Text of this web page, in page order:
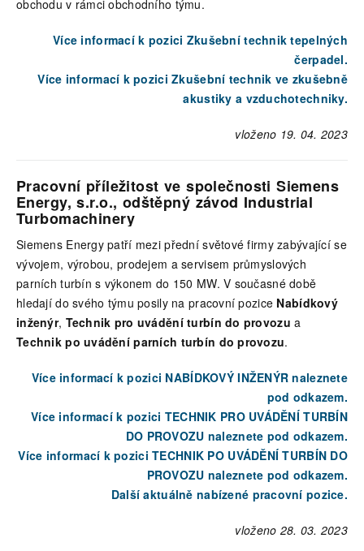
obchodu v rámci obchodního týmu.
Více informací k pozici Zkušební technik tepelných
čerpadel.
Více informací k pozici Zkušební technik ve zkušebně
akustiky a vzduchotechniky.
vloženo 19. 04. 2023
Pracovní příležitost ve společnosti Siemens
Energy, s.r.o., odštěpný závod Industrial
Turbomachinery
Siemens Energy patří mezi přední světové firmy zabývající se
vývojem, výrobou, prodejem a servisem průmyslových
parních turbín s výkonem do 150 MW. V současné době
hledají do svého týmu posily na pracovní pozice Nabídkový
inženýr, Technik pro uvádění turbín do provozu a
Technik po uvádění parních turbín do provozu.
Více informací k pozici NABÍDKOVÝ INŽENÝR naleznete
pod odkazem.
Více informací k pozici TECHNIK PRO UVÁDĚNÍ TURBÍN
DO PROVOZU naleznete pod odkazem.
Více informací k pozici TECHNIK PO UVÁDĚNÍ TURBÍN DO
PROVOZU naleznete pod odkazem.
Další aktuálně nabízené pracovní pozice.
vloženo 28. 03. 2023